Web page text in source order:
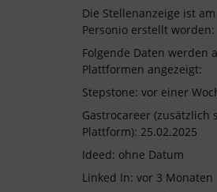
Die Stellenanzeige ist
Personio erstellt worden:
Folgende Daten werden
Plattformen angezeigt:
Stepstone: vor einer
Gastrocareer (zusätzlich
Plattform): 25.02.2025
Ideed: ohne Datum
Linked In: vor 3 Monaten